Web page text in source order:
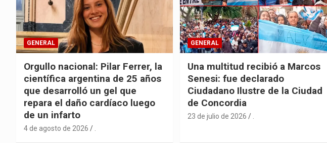
GENERAL
Orgullo nacional: Pilar Ferrer, la
científica argentina de 25 años
que desarrolló un gel que
repara el daño cardíaco luego
de un infarto
4 de agosto de 2026
GENERAL
Una multitud recibió a Marcos
Senesi: fue declarado
Ciudadano Ilustre de la Ciudad
de Concordia
23 de julio de 2026